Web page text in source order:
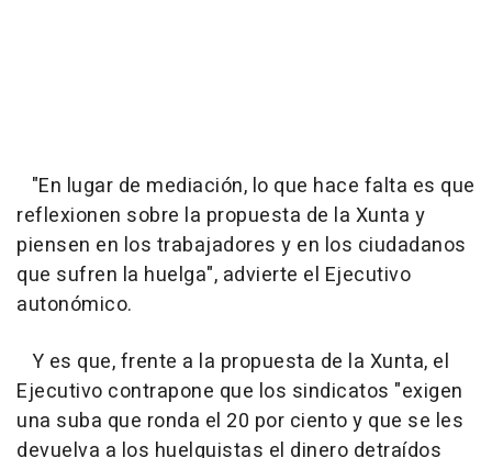
"En lugar de mediación, lo que hace falta es que
reflexionen sobre la propuesta de la Xunta y
piensen en los trabajadores y en los ciudadanos
que sufren la huelga", advierte el Ejecutivo
autonómico.
Y es que, frente a la propuesta de la Xunta, el
Ejecutivo contrapone que los sindicatos "exigen
una suba que ronda el 20 por ciento y que se les
devuelva a los huelguistas el dinero detraídos